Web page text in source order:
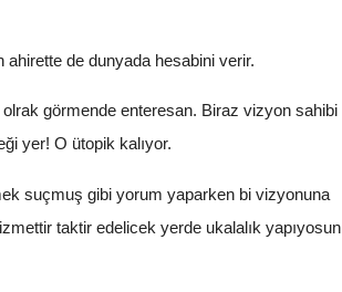
de dunyada hesabini verir.
olrak görmende enteresan. Biraz vizyon sahibi
yer! O ütopik kalıyor.
suçmuş gibi yorum yaparken bi vizyonuna
taktir edelicek yerde ukalalık yapıyosun